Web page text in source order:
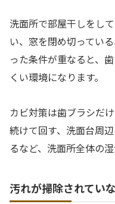
洗面所で部屋干しをし
い、窓を閉め切ってい
った条件が重なると、
くい環境になります。
カビ対策は歯ブラシだ
続けて回す、洗面台周
るなど、洗面所全体の
汚れが掃除されてい